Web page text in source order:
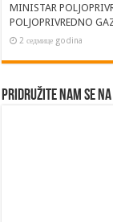
MINISTAR
POLJOPRIVREDNO
2 седмице godina
Pridružite nam se